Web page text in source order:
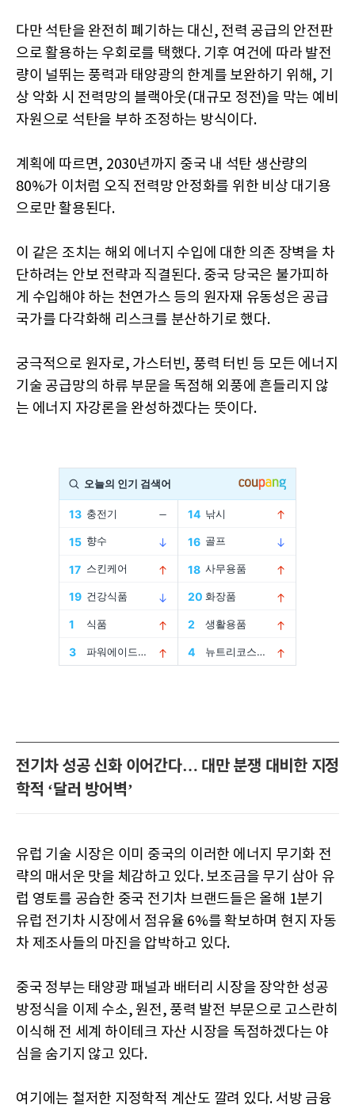
다만 석탄을 완전히 폐기하는 대신, 전력 공급의 안전판
으로 활용하는 우회로를 택했다. 기후 여건에 따라 발전
량이 널뛰는 풍력과 태양광의 한계를 보완하기 위해, 기
상 악화 시 전력망의 블랙아웃(대규모 정전)을 막는 예비
자원으로 석탄을 부하 조정하는 방식이다.
계획에 따르면, 2030년까지 중국 내 석탄 생산량의
80%가 이처럼 오직 전력망 안정화를 위한 비상 대기용
으로만 활용된다.
이 같은 조치는 해외 에너지 수입에 대한 의존 장벽을 차
단하려는 안보 전략과 직결된다. 중국 당국은 불가피하
게 수입해야 하는 천연가스 등의 원자재 유동성은 공급
국가를 다각화해 리스크를 분산하기로 했다.
궁극적으로 원자로, 가스터빈, 풍력 터빈 등 모든 에너지
기술 공급망의 하류 부문을 독점해 외풍에 흔들리지 않
는 에너지 자강론을 완성하겠다는 뜻이다.
전기차 성공 신화 이어간다… 대만 분쟁 대비한 지정
학적 ‘달러 방어벽’
유럽 기술 시장은 이미 중국의 이러한 에너지 무기화 전
략의 매서운 맛을 체감하고 있다. 보조금을 무기 삼아 유
럽 영토를 공습한 중국 전기차 브랜드들은 올해 1분기
유럽 전기차 시장에서 점유율 6%를 확보하며 현지 자동
차 제조사들의 마진을 압박하고 있다.
중국 정부는 태양광 패널과 배터리 시장을 장악한 성공
방정식을 이제 수소, 원전, 풍력 발전 부문으로 고스란히
이식해 전 세계 하이테크 자산 시장을 독점하겠다는 야
심을 숨기지 않고 있다.
여기에는 철저한 지정학적 계산도 깔려 있다. 서방 금융